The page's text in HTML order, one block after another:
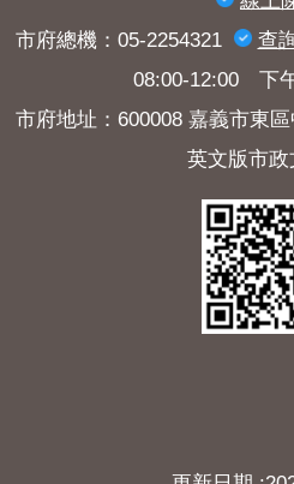
市府總機：05-2254321
查
08:00-12:00 下
市府地址：600008 嘉義市東
英文版市政